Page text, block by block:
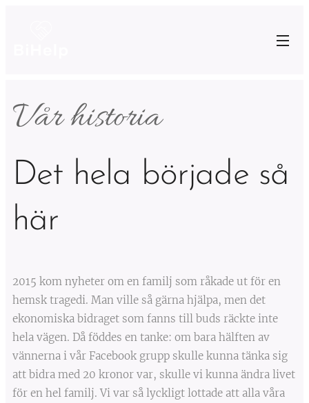
Vår historia
Det hela började så
här
2015 kom nyheter om en familj som råkade ut för en
hemsk tragedi. Man ville så gärna hjälpa, men det
ekonomiska bidraget som fanns till buds räckte inte
hela vägen. Då föddes en tanke: om bara hälften av
vännerna i vår Facebook grupp skulle kunna tänka sig
att bidra med 20 kronor var, skulle vi kunna ändra livet
för en hel familj. Vi var så lyckligt lottade att alla våra